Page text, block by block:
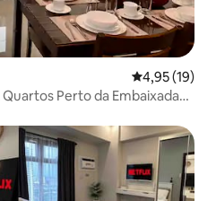
4,95 de uma
4,95 (19)
Perto da Embaixada